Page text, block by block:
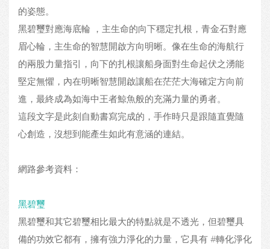
的姿態。
黑碧璽對應海底輪 ，主生命的向下穩定扎根，青金石對應
眉心輪，主生命的智慧開啟方向明晰。像在生命的海航行
的兩股力量指引，向下的扎根讓船身面對生命起伏之湧能
堅定無懼，內在明晰智慧開啟讓船在茫茫大海確定方向前
進，最終成為如海中王者鯨魚般的充滿力量的勇者。
這段文字是此刻自動書寫完成的，手作時只是跟隨直覺隨
心創造，沒想到能產生如此有意涵的連結。
網路參考資料：
黑碧璽
黑碧璽和其它碧璽相比最大的特點就是不透光，但碧璽具
備的功效它都有，擁有強力淨化的力量，它具有 #轉化淨化